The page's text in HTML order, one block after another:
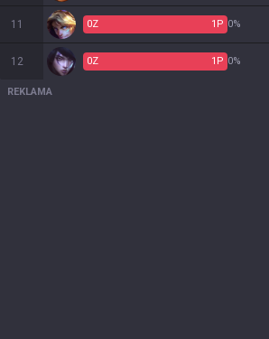
11 0Z 1 P 0%
12 0Z 1 P 0%
REKLAMA